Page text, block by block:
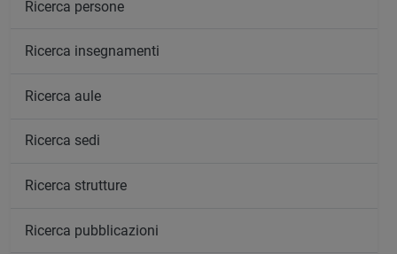
Ricerca persone
Ricerca insegnamenti
Ricerca aule
Ricerca sedi
Ricerca strutture
Ricerca pubblicazioni